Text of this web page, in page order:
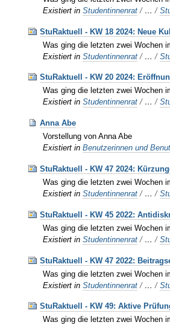
Existiert in Studentinnenrat / …/
StuRaktuell - KW 18 2024: Neue
Was ging die letzten zwei Wochen
Existiert in Studentinnenrat / …/
StuRaktuell - KW 20 2024:
Was ging die letzten zwei Wochen
Existiert in Studentinnenrat / …/
Anna Abe
Vorstellung von Anna Abe
Existiert in Benutzerinnen und
StuRaktuell - KW 47 2024:
Was ging die letzten zwei Wochen
Existiert in Studentinnenrat / …/
StuRaktuell - KW 45 2022:
Was ging die letzten zwei Wochen
Existiert in Studentinnenrat / …/
StuRaktuell - KW 47 2022:
Was ging die letzten zwei Wochen
Existiert in Studentinnenrat / …/
StuRaktuell - KW 49: Aktive
Was ging die letzten zwei Wochen